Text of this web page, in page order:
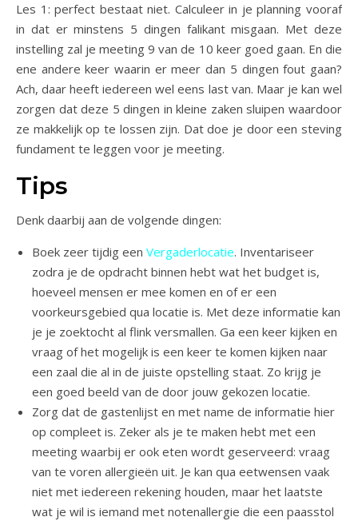
Les 1: perfect bestaat niet. Calculeer in je planning vooraf
in dat er minstens 5 dingen falikant misgaan. Met deze
instelling zal je meeting 9 van de 10 keer goed gaan. En die
ene andere keer waarin er meer dan 5 dingen fout gaan?
Ach, daar heeft iedereen wel eens last van. Maar je kan wel
zorgen dat deze 5 dingen in kleine zaken sluipen waardoor
ze makkelijk op te lossen zijn. Dat doe je door een steving
fundament te leggen voor je meeting.
Tips
Denk daarbij aan de volgende dingen:
Boek zeer tijdig een Vergaderlocatie. Inventariseer
zodra je de opdracht binnen hebt wat het budget is,
hoeveel mensen er mee komen en of er een
voorkeursgebied qua locatie is. Met deze informatie kan
je je zoektocht al flink versmallen. Ga een keer kijken en
vraag of het mogelijk is een keer te komen kijken naar
een zaal die al in de juiste opstelling staat. Zo krijg je
een goed beeld van de door jouw gekozen locatie.
Zorg dat de gastenlijst en met name de informatie hier
op compleet is. Zeker als je te maken hebt met een
meeting waarbij er ook eten wordt geserveerd: vraag
van te voren allergieën uit. Je kan qua eetwensen vaak
niet met iedereen rekening houden, maar het laatste
wat je wil is iemand met notenallergie die een paasstol